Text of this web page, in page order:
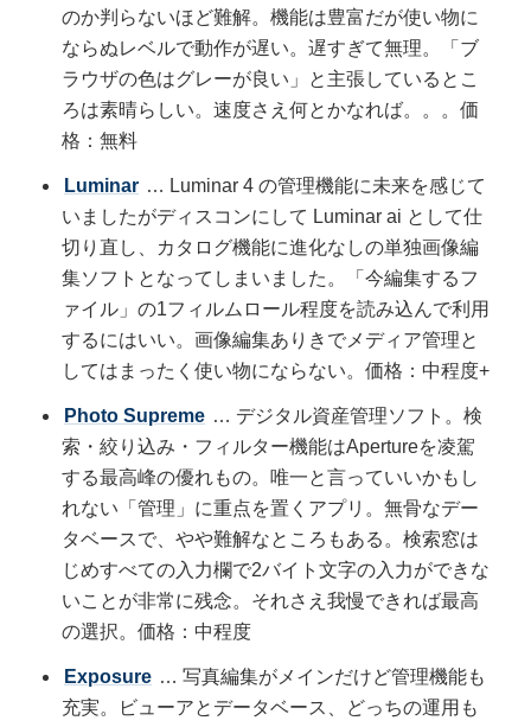
のか判らないほど難解。機能は豊富だが使い物に
ならぬレベルで動作が遅い。遅すぎて無理。「ブ
ラウザの色はグレーが良い」と主張しているとこ
ろは素晴らしい。速度さえ何とかなれば。。。価
格：無料
Luminar … Luminar 4 の管理機能に未来を感じて
いましたがディスコンにして Luminar ai として仕
切り直し、カタログ機能に進化なしの単独画像編
集ソフトとなってしまいました。「今編集するフ
ァイル」の1フィルムロール程度を読み込んで利用
するにはいい。画像編集ありきでメディア管理と
してはまったく使い物にならない。価格：中程度+
Photo Supreme … デジタル資産管理ソフト。検
索・絞り込み・フィルター機能はApertureを凌駕
する最高峰の優れもの。唯一と言っていいかもし
れない「管理」に重点を置くアプリ。無骨なデー
タベースで、やや難解なところもある。検索窓は
じめすべての入力欄で2バイト文字の入力ができな
いことが非常に残念。それさえ我慢できれば最高
の選択。価格：中程度
Exposure … 写真編集がメインだけど管理機能も
充実。ビューアとデータベース、どっちの運用も